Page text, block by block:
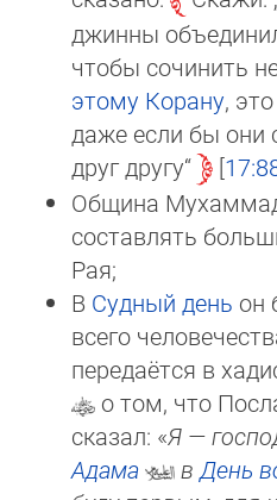
джинны
чтобы сочинить
этому Корану, это
даже если бы они
друг другу“
Община
составлять
Рая;
В Судный день он
всего
передаётся в
о том, что
сказал: «Я —
Адама
вДень